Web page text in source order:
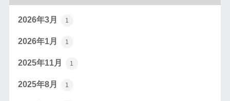
2026年3月 1
2026年1月 1
2025年11月 1
2025年8月 1